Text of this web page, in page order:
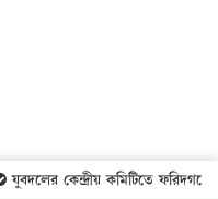
কেন্দ্রীয় কমিটিতে ফরিদগঞ্জের